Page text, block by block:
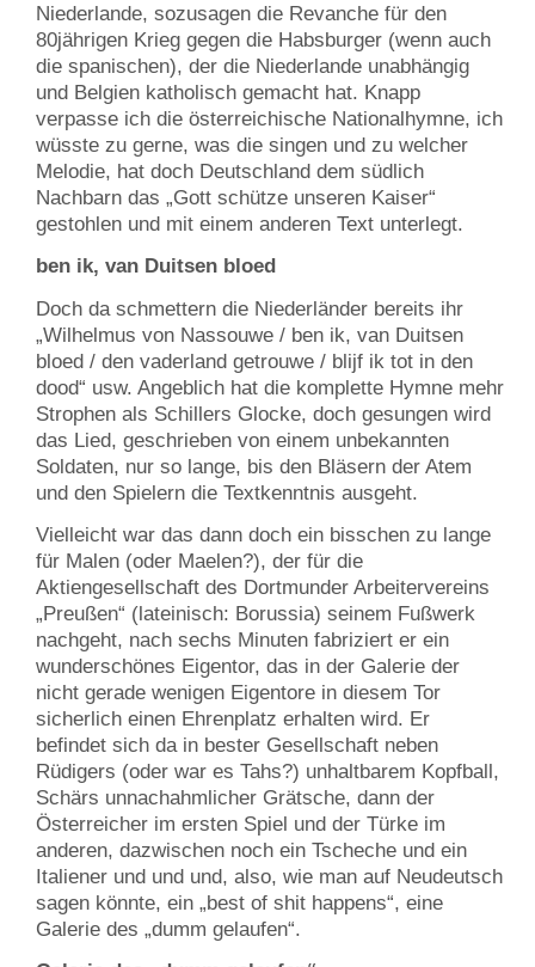
Niederlande, sozusagen die Revanche für den
80jährigen Krieg gegen die Habsburger (wenn auch
die spanischen), der die Niederlande unabhängig
und Belgien katholisch gemacht hat. Knapp
verpasse ich die österreichische Nationalhymne, ich
wüsste zu gerne, was die singen und zu welcher
Melodie, hat doch Deutschland dem südlich
Nachbarn das „Gott schütze unseren Kaiser“
gestohlen und mit einem anderen Text unterlegt.
ben ik, van Duitsen bloed
Doch da schmettern die Niederländer bereits ihr
„Wilhelmus von Nassouwe / ben ik, van Duitsen
bloed / den vaderland getrouwe / blijf ik tot in den
dood“ usw. Angeblich hat die komplette Hymne mehr
Strophen als Schillers Glocke, doch gesungen wird
das Lied, geschrieben von einem unbekannten
Soldaten, nur so lange, bis den Bläsern der Atem
und den Spielern die Textkenntnis ausgeht.
Vielleicht war das dann doch ein bisschen zu lange
für Malen (oder Maelen?), der für die
Aktiengesellschaft des Dortmunder Arbeitervereins
„Preußen“ (lateinisch: Borussia) seinem Fußwerk
nachgeht, nach sechs Minuten fabriziert er ein
wunderschönes Eigentor, das in der Galerie der
nicht gerade wenigen Eigentore in diesem Tor
sicherlich einen Ehrenplatz erhalten wird. Er
befindet sich da in bester Gesellschaft neben
Rüdigers (oder war es Tahs?) unhaltbarem Kopfball,
Schärs unnachahmlicher Grätsche, dann der
Österreicher im ersten Spiel und der Türke im
anderen, dazwischen noch ein Tscheche und ein
Italiener und und und, also, wie man auf Neudeutsch
sagen könnte, ein „best of shit happens“, eine
Galerie des „dumm gelaufen“.